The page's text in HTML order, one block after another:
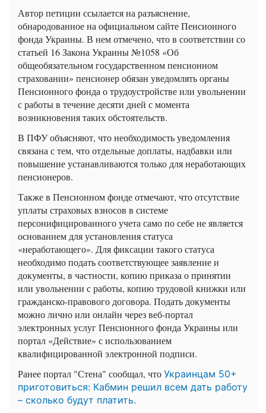
Автор петиции ссылается на разъяснение,
обнародованное на официальном сайте Пенсионного
фонда Украины. В нем отмечено, что в соответствии со
статьей 16 Закона Украины №1058 «Об
общеобязательном государственном пенсионном
страховании» пенсионер обязан уведомлять органы
Пенсионного фонда о трудоустройстве или увольнении
с работы в течение десяти дней с момента
возникновения таких обстоятельств.
В ПФУ объясняют, что необходимость уведомления
связана с тем, что отдельные доплаты, надбавки или
повышение устанавливаются только для неработающих
пенсионеров.
Также в Пенсионном фонде отмечают, что отсутствие
уплаты страховых взносов в системе
персонифицированного учета само по себе не является
основанием для установления статуса
«неработающего». Для фиксации такого статуса
необходимо подать соответствующее заявление и
документы, в частности, копию приказа о принятии
или увольнении с работы, копию трудовой книжки или
гражданско-правового договора. Подать документы
можно лично или онлайн через веб-портал
электронных услуг Пенсионного фонда Украины или
портал «Действие» с использованием
квалифицированной электронной подписи.
Ранее портал "Стена" сообщал, что Украинцам 50+
приготовиться: Кабмин решил всем дать работу
– сколько будут платить.